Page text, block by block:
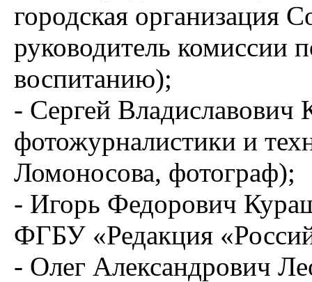
городская организация
руководитель комиссии
воспитанию);
- Сергей Владиславович
фотожурналистики и
Ломоносова, фотограф);
- Игорь Федорович
ФГБУ «Редакция
- Олег Александрович